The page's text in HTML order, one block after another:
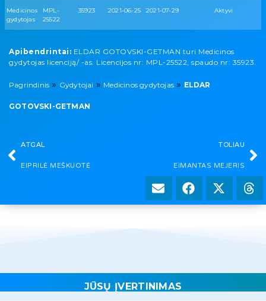
Medicinos
gydytojas
MPL-
25522
35923 2021-06-25 2021-07-29 Aktyvi
Apibendrintai: ELDAR GOTOVSKI-GETMAN turi Medicinos
gydytojas licenciją/ -as. Licencijos nr: MPL-25522, spaudo nr: 35923.
Pagrindinis » Gydytojai » Medicinos gydytojas » ELDAR
GOTOVSKI-GETMAN
ATGAL
EIPRILĖ MEŠKUOTĖ
TOLIAU
EIMANTAS MEJERIS
JŪSŲ ĮVERTINIMAS